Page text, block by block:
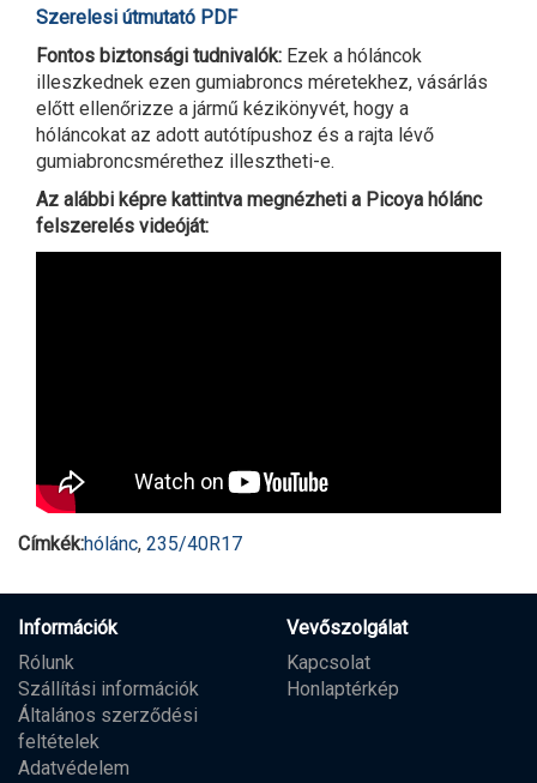
Szerelesi útmutató PDF
Fontos biztonsági tudnivalók: Ezek a hóláncok
illeszkednek ezen gumiabroncs méretekhez, vásárlás
előtt ellenőrizze a jármű kézikönyvét, hogy a
hóláncokat az adott autótípushoz és a rajta lévő
gumiabroncsmérethez illesztheti-e.
Az alábbi képre kattintva megnézheti a Picoya hólánc
felszerelés videóját:
Címkék:hólánc, 235/40R17
Információk
Rólunk
Szállítási információk
Általános szerződési
feltételek
Adatvédelem
Vevőszolgálat
Kapcsolat
Honlaptérkép